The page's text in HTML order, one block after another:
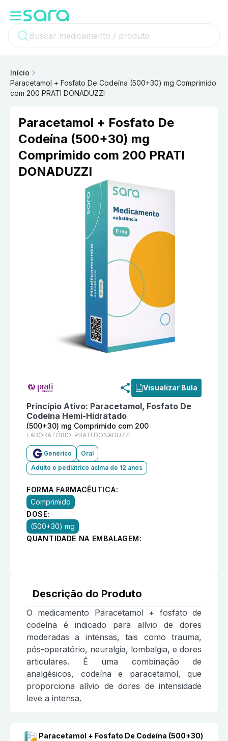
Início
Paracetamol + Fosfato De Codeína (500+30) mg Comprimido
com 200 PRATI DONADUZZI
Paracetamol + Fosfato De
Codeína (500+30) mg
Comprimido com 200 PRATI
DONADUZZI
Visualizar Bula
Princípio Ativo: Paracetamol, Fosfato De
Codeína Hemi-Hidratado
(500+30) mg Comprimido com 200
LABORATÓRIO: PRATI DONADUZZI
Genérico
Oral
Adulto e pediátrico acima de 12 anos
FORMA FARMACÊUTICA:
Comprimido
DOSE:
(500+30) mg
QUANTIDADE NA EMBALAGEM:
Descrição do Produto
O medicamento Paracetamol + fosfato de
codeína é indicado para alívio de dores
moderadas a intensas, tais como trauma,
pós-operatório, neuralgia, lombalgia, e dores
articulares. É uma combinação de
analgésicos, codeína e paracetamol, que
proporciona alívio de dores de intensidade
leve a intensa.
Paracetamol + Fosfato De Codeína (500+30)